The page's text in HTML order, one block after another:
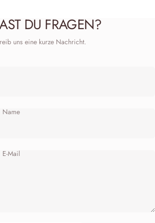
DU FRAGEN?
uns eine kurze Nachricht.
Name
E-Mail